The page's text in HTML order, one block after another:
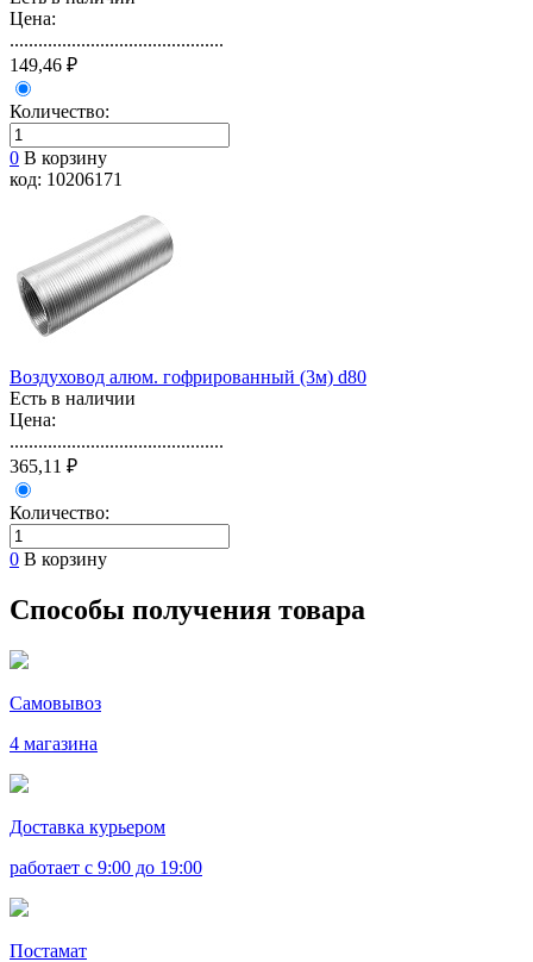
Цена:
.............................................
149,46 ₽
Количество:
0 В корзину
код: 10206171
Воздуховод алюм. гофрированный (3м) d80
Есть в наличии
Цена:
.............................................
365,11 ₽
Количество:
0 В корзину
Способы получения товара
Самовывоз
4 магазина
Доставка курьером
работает с 9:00 до 19:00
Постамат